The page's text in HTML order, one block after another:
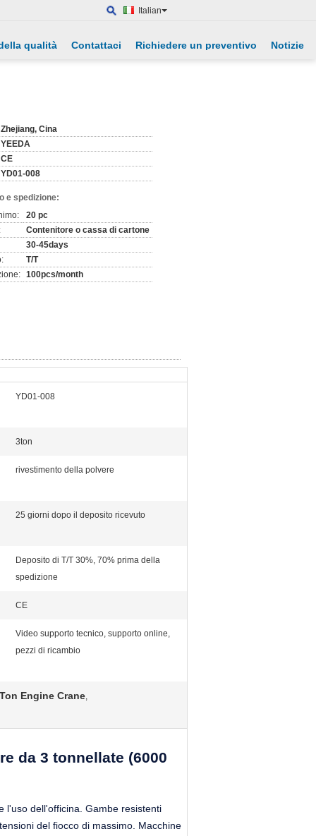
Italian
qualità Contattaci Richiedere un preventivo Notizie
Zhejiang, Cina
YEEDA
CE
YD01-008
e spedizione:
20 pc
Contenitore o cassa di cartone
30-45days
T/T
100pcs/month
YD01-008
3ton
rivestimento della polvere
25 giorni dopo il deposito ricevuto
Deposito di T/T 30%, 70% prima della
spedizione
CE
Video supporto tecnico, supporto online,
pezzi di ricambio
Engine Crane,
da 3 tonnellate (6000
l'uso dell'officina. Gambe resistenti
del fiocco di massimo. Macchine